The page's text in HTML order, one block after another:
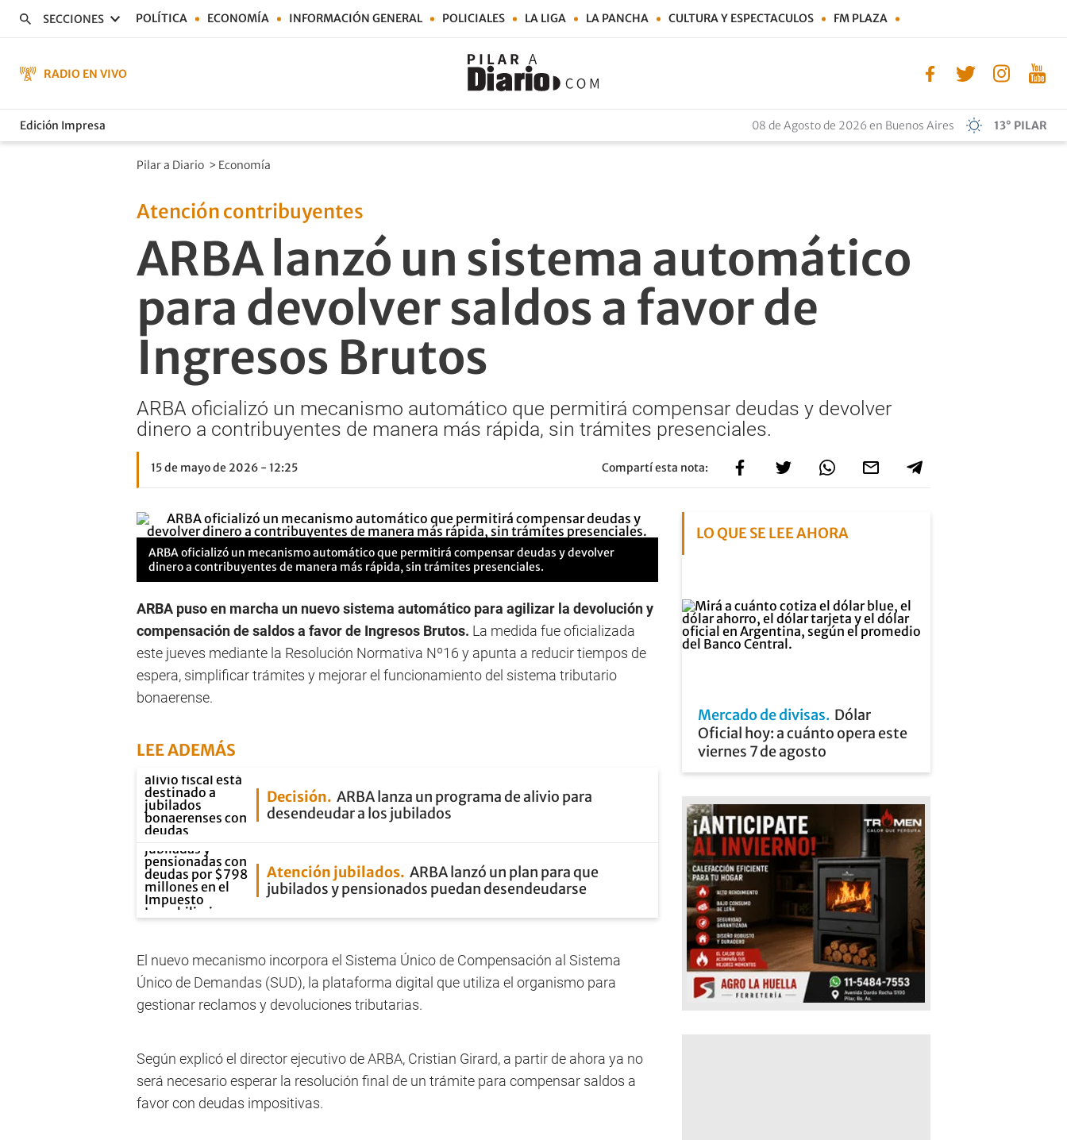
SECCIONES POLÍTICA ECONOMÍA INFORMACIÓN GENERAL POLICIALES LA LIGA LA PANCHA CULTURA Y ESPECTACULOS FM PLAZA
RADIO EN VIVO
Edición Impresa 08 de Agosto de 2026 en Buenos Aires 13° PILAR
Pilar a Diario > Economía
Atención contribuyentes
ARBA lanzó un sistema automático
para devolver saldos a favor de
Ingresos Brutos
ARBA oficializó un mecanismo automático que permitirá compensar deudas y devolver
dinero a contribuyentes de manera más rápida, sin trámites presenciales.
15 de mayo de 2026 - 12:25 Compartí esta nota:
ARBA oficializó un mecanismo automático que permitirá compensar deudas y devolver
dinero a contribuyentes de manera más rápida, sin trámites presenciales.
ARBA puso en marcha un nuevo sistema automático para agilizar la devolución y
compensación de saldos a favor de Ingresos Brutos. La medida fue oficializada
este jueves mediante la Resolución Normativa Nº16 y apunta a reducir tiempos de
espera, simplificar trámites y mejorar el funcionamiento del sistema tributario
bonaerense.
LEE ADEMÁS
Decisión ARBA lanza un programa de alivio para
desendeudar a los jubilados
Atención jubilados ARBA lanzó un plan para que
jubilados y pensionados puedan desendeudarse
El nuevo mecanismo incorpora el Sistema Único de Compensación al Sistema
Único de Demandas (SUD), la plataforma digital que utiliza el organismo para
gestionar reclamos y devoluciones tributarias.
Según explicó el director ejecutivo de ARBA, Cristian Girard, a partir de ahora ya no
será necesario esperar la resolución final de un trámite para compensar saldos a
favor con deudas impositivas.
LO QUE SE LEE AHORA
Mercado de divisas Dólar
Oficial hoy: a cuánto opera este
viernes 7 de agosto